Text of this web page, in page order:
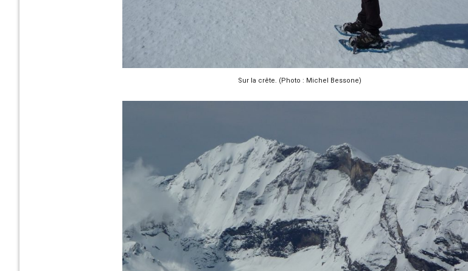
Sur la crête. (Photo : Michel Bessone)